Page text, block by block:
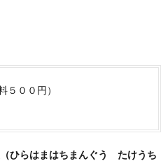
５００円）
ひらはまはちまんぐう たけうち